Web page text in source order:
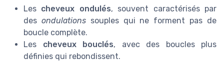
Les cheveux ondulés, souvent caractérisés par
des ondulationssouples qui ne forment pas de
boucle complète.
Les cheveux bouclés, avec des boucles plus
définies qui rebondissent.